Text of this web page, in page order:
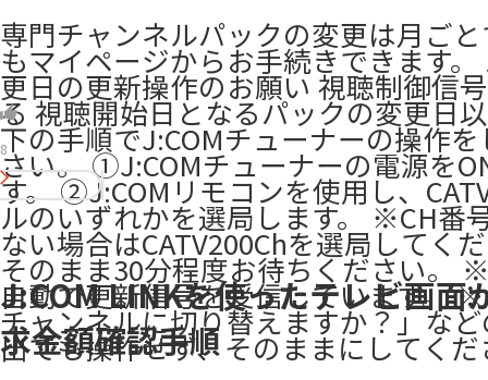
専門チャンネルパックの変更は月ご
もマイページからお手続きできます
更日の更新操作のお願い 視聴制御信
る 視聴開始日となるパックの変更日
下の手順でJ:COMチューナーの操作
さい。 ①J:COMチューナーの電源を
す。 ②J:COMリモコンを使用し、
ルのいずれかを選局します。 ※CH番
ない場合はCATV200Chを選局してく
そのまま30分程度お待ちください。
自動で更新信号を受信しています。
チャンネルに切り替えますか？」な
出ても操作せず、そのままにしてくだ
8
J:COM LINKを使ったテレビ画面
求金額確認手順